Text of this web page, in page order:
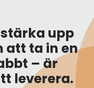
upp
att ta in en
– är
leverera.